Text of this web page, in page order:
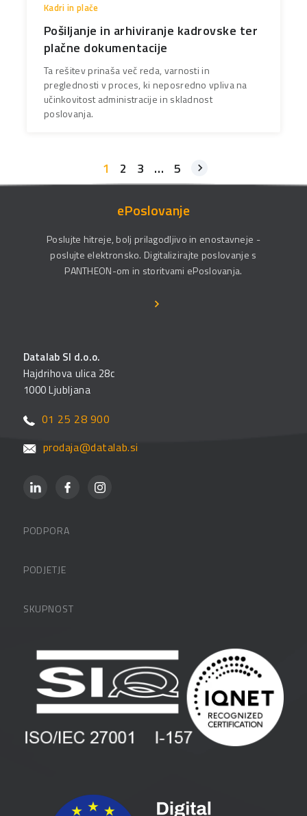
Kadri in plače
Pošiljanje in arhiviranje kadrovske ter
plačne dokumentacije
Ta rešitev prinaša več reda, varnosti in
preglednosti v proces, ki neposredno vpliva na
učinkovitost administracije in skladnost
poslovanja.
1 2 3 … 5
ePoslovanje
Poslujte hitreje, bolj prilagodljivo in enostavneje -
poslujte elektronsko. Digitalizirajte poslovanje s
PANTHEON-om in storitvami ePoslovanja.
Datalab SI d.o.o.
Hajdrihova ulica 28c
1000 Ljubljana
01 25 28 900
prodaja@datalab.si
PODPORA
FAQ – pogosta vprašanja
PODJETJE
Zaposlitev
Vlagatelji
Pogoji in pogodbe
SKUPNOST
Blog
Spletni seminarji